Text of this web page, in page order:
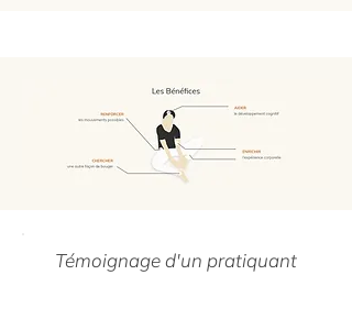
Témoignage d'un pratiquant